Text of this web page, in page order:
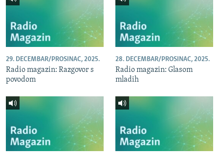
29. DECEMBAR/PROSINAC, 2025.
Radio magazin: Razgovor s
povodom
28. DECEMBAR/PROSINAC, 2025.
Radio magazin: Glasom
mladih